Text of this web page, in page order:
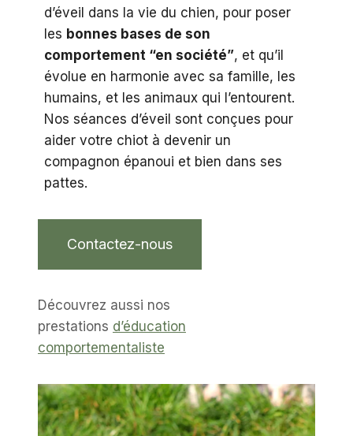
d’éveil dans la vie du chien, pour poser
les bonnes bases de son
comportement “en société”, et qu’il
évolue en harmonie avec sa famille, les
humains, et les animaux qui l’entourent.
Nos séances d’éveil sont conçues pour
aider votre chiot à devenir un
compagnon épanoui et bien dans ses
pattes.
Contactez-nous
Découvrez aussi nos
prestations d’éducation
comportementaliste